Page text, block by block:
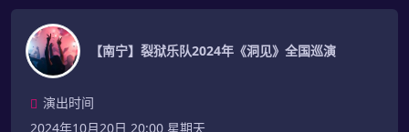
【南宁】裂狱乐队2024年《洞见》全国巡演
演出时间
2024年10月20日 20:00 星期天